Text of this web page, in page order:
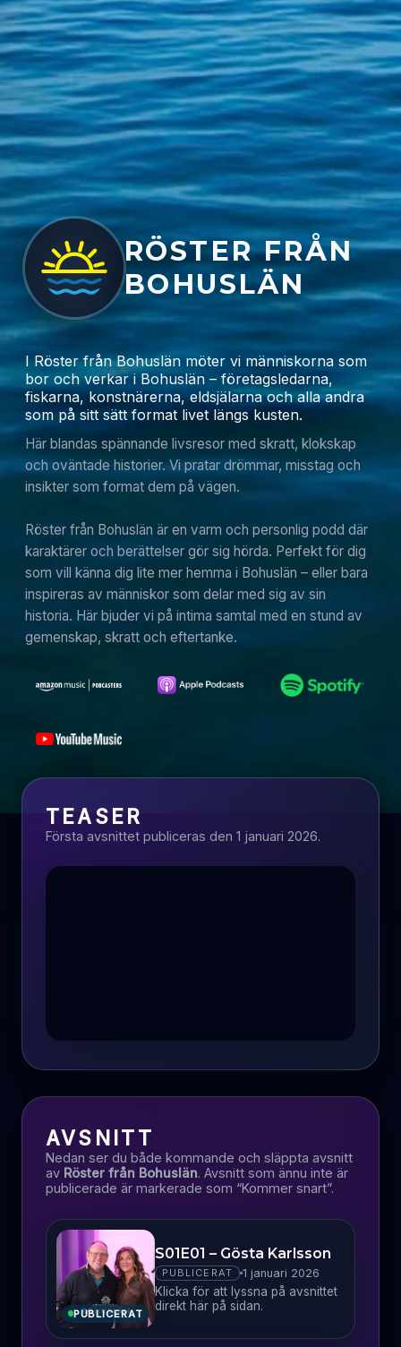
RÖSTER FRÅN
BOHUSLÄN
I Röster från Bohuslän möter vi människorna som
bor och verkar i Bohuslän – företagsledarna,
fiskarna, konstnärerna, eldsjälarna och alla andra
som på sitt sätt format livet längs kusten.
Här blandas spännande livsresor med skratt, klokskap
och oväntade historier. Vi pratar drömmar, misstag och
insikter som format dem på vägen.
Röster från Bohuslän är en varm och personlig podd där
karaktärer och berättelser gör sig hörda. Perfekt för dig
som vill känna dig lite mer hemma i Bohuslän – eller bara
inspireras av människor som delar med sig av sin
historia. Här bjuder vi på intima samtal med en stund av
gemenskap, skratt och eftertanke.
TEASER
Första avsnittet publiceras den 1 januari 2026.
AVSNITT
Nedan ser du både kommande och släppta avsnitt
av Röster från Bohuslän. Avsnitt som ännu inte är
publicerade är markerade som “Kommer snart”.
PUBLICERAT
S01E01 – Gösta Karlsson
PUBLICERAT 1 januari 2026
Klicka för att lyssna på avsnittet
direkt här på sidan.